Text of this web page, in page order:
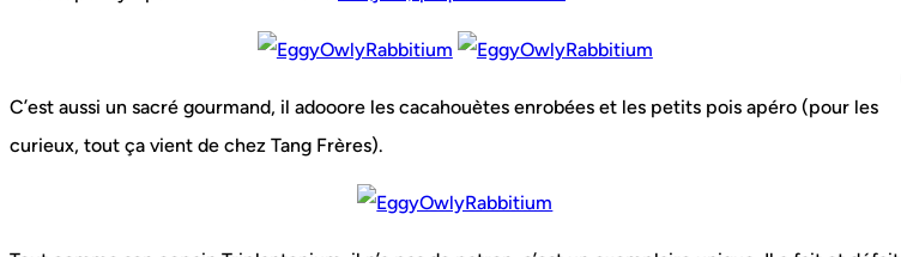
C’est aussi un sacré gourmand, il adooore les cacahouètes enrobées et les petits pois apéro (pour les
curieux, tout ça vient de chez Tang Frères).